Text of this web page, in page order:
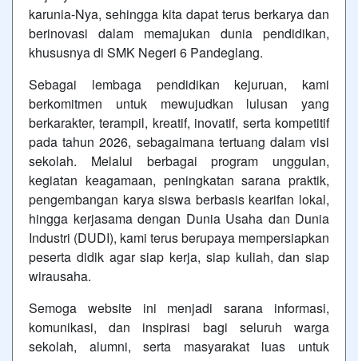
karunia-Nya, sehingga kita dapat terus berkarya dan
berinovasi dalam memajukan dunia pendidikan,
khususnya di SMK Negeri 6 Pandeglang.
Sebagai lembaga pendidikan kejuruan, kami
berkomitmen untuk mewujudkan lulusan yang
berkarakter, terampil, kreatif, inovatif, serta kompetitif
pada tahun 2026, sebagaimana tertuang dalam visi
sekolah. Melalui berbagai program unggulan,
kegiatan keagamaan, peningkatan sarana praktik,
pengembangan karya siswa berbasis kearifan lokal,
hingga kerjasama dengan Dunia Usaha dan Dunia
Industri (DUDI), kami terus berupaya mempersiapkan
peserta didik agar siap kerja, siap kuliah, dan siap
wirausaha.
Semoga website ini menjadi sarana informasi,
komunikasi, dan inspirasi bagi seluruh warga
sekolah, alumni, serta masyarakat luas untuk